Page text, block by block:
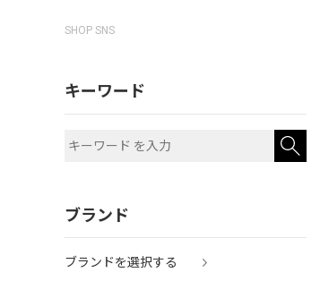
SHOP SNS
キーワード
ブランド
ブランドを選択する